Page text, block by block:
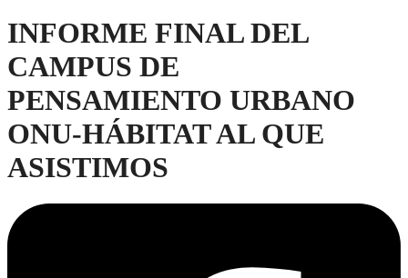
INFORME FINAL DEL
CAMPUS DE
PENSAMIENTO URBANO
ONU-HÁBITAT AL QUE
ASISTIMOS